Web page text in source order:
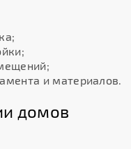
и материалов.
домов